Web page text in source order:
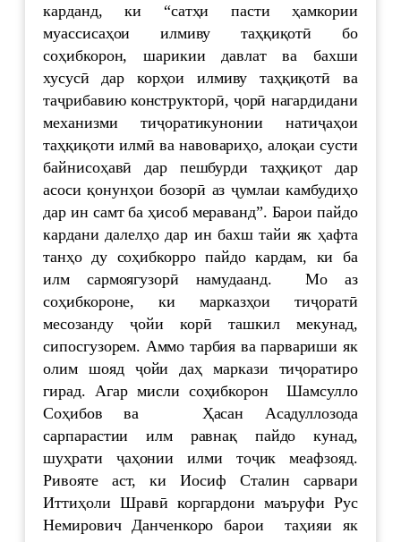
карданд, ки “сатҳи пасти ҳамкории
муассисаҳои илмиву таҳқиқотӣ бо
соҳибкорон, шарикии давлат ва бахши
хусусӣ дар корҳои илмиву таҳқиқотӣ ва
таҷрибавию конструкторӣ, ҷорӣ нагардидани
механизми тиҷоратикунонии натиҷаҳои
таҳқиқоти илмӣ ва навовариҳо, алоқаи сусти
байнисоҳавӣ дар пешбурди таҳқиқот дар
асоси қонунҳои бозорӣ аз ҷумлаи камбудиҳо
дар ин самт ба ҳисоб мераванд”. Барои пайдо
кардани далелҳо дар ин бахш тайи як ҳафта
танҳо ду соҳибкорро пайдо кардам, ки ба
илм сармоягузорӣ намудаанд. Мо аз
соҳибкороне, ки марказҳои тиҷоратӣ
месозанду ҷойи корӣ ташкил мекунад,
сипосгузорем. Аммо тарбия ва парвариши як
олим шояд ҷойи даҳ маркази тиҷоратиро
гирад. Агар мисли соҳибкорон Шамсулло
Соҳибов ва Ҳасан Асадуллозода
сарпарастии илм равнақ пайдо кунад,
шуҳрати ҷаҳонии илми тоҷик меафзояд.
Ривояте аст, ки Иосиф Сталин сарвари
Иттиҳоли Шравӣ коргардони маъруфи Рус
Немирович Данченкоро барои таҳияи як